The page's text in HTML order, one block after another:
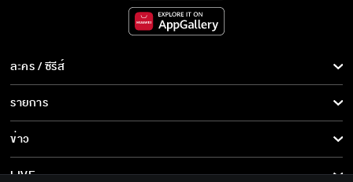
ละคร / ซีรีส์
ละคร/ซีรีส์
ซีรีส์นานาชาติ
การ์ตูน & เกม
รายการ
รายการทั้งหมด
ข่าว
ข่าวทั้งหมด
LIVE